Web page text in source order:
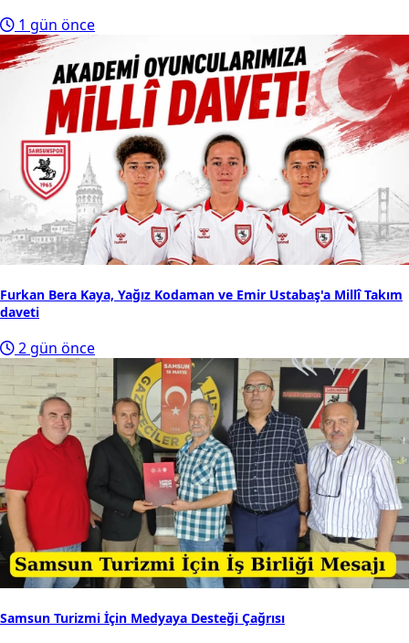
1 gün önce
Furkan Bera Kaya, Yağız Kodaman ve Emir Ustabaş'a Millî Takım
daveti
2 gün önce
Samsun Turizmi İçin Medyaya Desteği Çağrısı